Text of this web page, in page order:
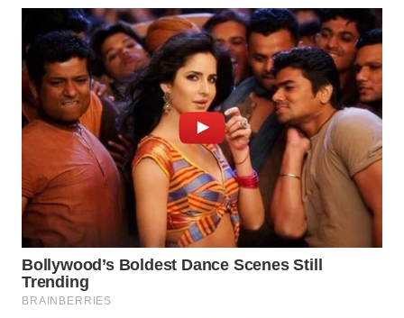
TOBA
WN
NIAS
WN
LANGKAT
WN
TAPANULI
SELATAN
WN
TANJUNG